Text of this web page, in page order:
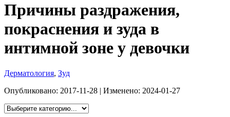
Причины раздражения,
покраснения и зуда в
интимной зоне у девочки
Дерматология, Зуд
Опубликовано: 2017-11-28 | Изменено: 2024-01-27